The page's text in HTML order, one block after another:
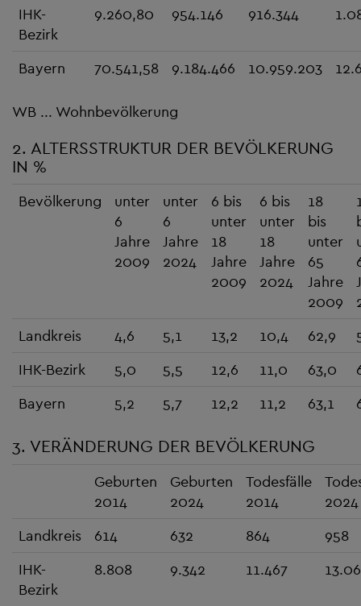
IHK-
Bezirk
9.260,80 954.146 916.344
Bayern 70.541,58 9.184.466 10.959.203
WB ... Wohnbevölkerung
2. ALTERSSTRUKTUR DER BEVÖLKERUNG
IN %
Bevölkerung
unter
6
Jahre
2009
unter
6
Jahre
2024
6 bis
unter
18
Jahre
2009
6 bis
unter
18
Jahre
2024
18
bis
unter
65
Jahre
2009
Landkreis
4,6 5,1 13,2 10,4 62,9
IHK-Bezirk
5,0 5,5 12,6 11,0 63,0
Bayern
5,2 5,7 12,2 11,2 63,1
3. VERÄNDERUNG DER BEVÖLKERUNG
Geburten
2014
Geburten
2024
Todesfälle
2014
2024
Landkreis
614 632 864
958
IHK-
Bezirk
8.808 9.342 11.467